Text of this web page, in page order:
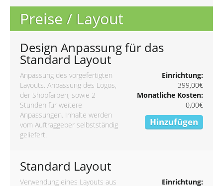
Preise / Layout
Design Anpassung für das
Standard Layout
Anpassung des vorgefertigten
Layouts. Anpassung des Logos,
der Shopfarben, sowie 2
Stunden für weitere
Anpassungen. Inhalte werden
vom Auftraggeber selbstständig
geliefert.
Einrichtung:
399,00€
Monatliche Kosten:
0,00€
Hinzufügen
Standard Layout
Verwendung eines Layouts aus
Einrichtung: